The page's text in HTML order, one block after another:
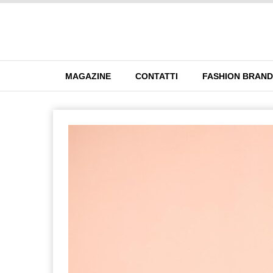
MAGAZINE CONTATTI FASHION